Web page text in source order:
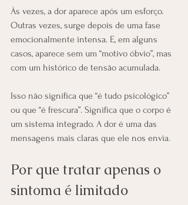
Às vezes, a dor aparece após um esforço.
Outras vezes, surge depois de uma fase
emocionalmente intensa. E, em alguns
casos, aparece sem um “motivo óbvio”, mas
com um histórico de tensão acumulada.
Isso não significa que “é tudo psicológico”
ou que “é frescura”. Significa que o corpo é
um sistema integrado. A dor é uma das
mensagens mais claras que ele nos envia.
Por que tratar apenas o
sintoma é limitado